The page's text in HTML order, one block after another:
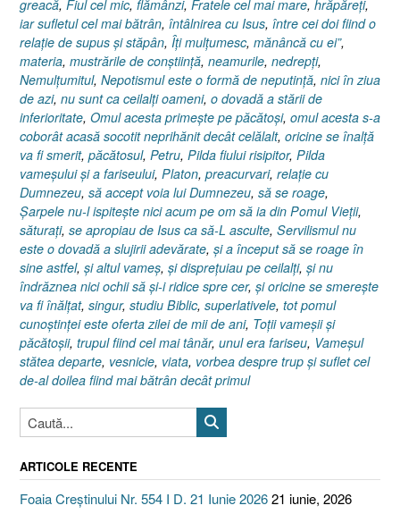
greacă, Fiul cel mic, flămânzi, Fratele cel mai mare, hrăpăreţi,
iar sufletul cel mai bătrân, întâlnirea cu Isus, între cei doi fiind o
relaţie de supus şi stăpân, Îţi mulţumesc, mănâncă cu ei”,
materia, mustrările de conştiinţă, neamurile, nedrepţi,
Nemulţumitul, Nepotismul este o formă de neputinţă, nici în ziua
de azi, nu sunt ca ceilalţi oameni, o dovadă a stării de
inferioritate, Omul acesta primeşte pe păcătoşi, omul acesta s-a
coborât acasă socotit neprihănit decât celălalt, oricine se înalţă
va fi smerit, păcătosul, Petru, Pilda fiului risipitor, Pilda
vameşului şi a fariseului, Platon, preacurvari, relaţie cu
Dumnezeu, să accept voia lui Dumnezeu, să se roage,
Şarpele nu-l ispiteşte nici acum pe om să ia din Pomul Vieţii,
săturaţi, se apropiau de Isus ca să-L asculte, Servilismul nu
este o dovadă a slujirii adevărate, şi a început să se roage în
sine astfel, şi altul vameş, şi dispreţuiau pe ceilalţi, şi nu
îndrăznea nici ochii să şi-i ridice spre cer, şi oricine se smereşte
va fi înălţat, singur, studiu Biblic, superlativele, tot pomul
cunoştinţei este oferta zilei de mii de ani, Toţii vameşii şi
păcătoşii, trupul fiind cel mai tânăr, unul era fariseu, Vameşul
stătea departe, vesnicie, viata, vorbea despre trup şi suflet cel
de-al doilea fiind mai bătrân decât primul
ARTICOLE RECENTE
Foaia Creștinului Nr. 554 I D. 21 Iunie 202621 iunie, 2026